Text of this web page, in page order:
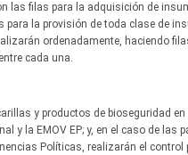
las filas para la adquisición de
la provisión de toda clase de
ordenadamente, haciendo
cada una.
y productos de bioseguridad en
y la EMOV EP; y, en el caso de las
Políticas, realizarán el control